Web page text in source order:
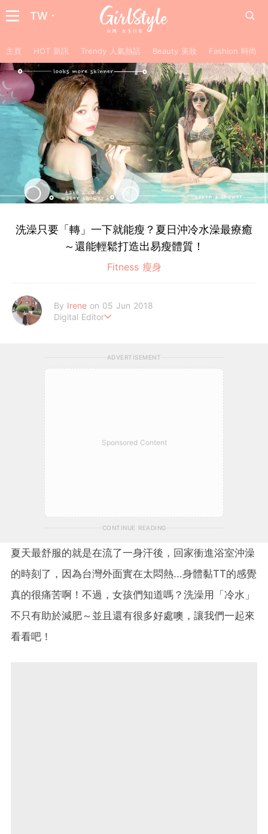
TW
主頁 HOT 新訊 Trendy 人氣熱話 Beauty 美妝 Fashion 時尚
洗澡只要「轉」一下就能瘦？夏日沖冷水澡最療癒
～還能輕鬆打造出易瘦體質！
Fitness 瘦身
By Irene on 05 Jun 2018
Digital Editor
ADVERTISEMENT
Sponsored Content
CONTINUE READING
夏天最舒服的就是在流了一身汗後，回家衝進浴室沖澡
的時刻了，因為台灣外面實在太悶熱...身體黏TT的感覺
真的很痛苦啊！不過，女孩們知道嗎？洗澡用「冷水」
不只有助於減肥～並且還有很多好處噢，讓我們一起來
看看吧！